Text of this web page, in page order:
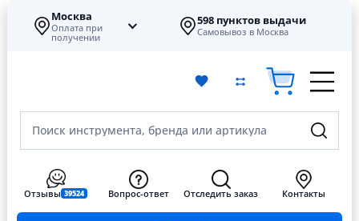
Москва
Оплата при
получении
598 пунктов выдачи
Самовывоз в Москва
Поиск инструмента, бренда или артикула
Отзывы 39524 Вопрос-ответ Отследить заказ Контакты